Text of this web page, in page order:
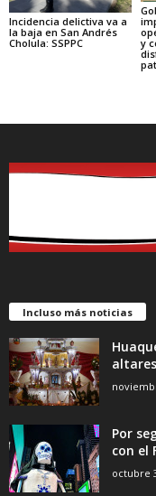
Incidencia delictiva va a
la baja en San Andrés
Cholula: SSPPC
y
Incluso más noticias
Por
con el
octubre